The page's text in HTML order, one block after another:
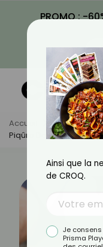
PROMO : -
Accueil Actus
Piqûre De Puce :
Ainsi que la
de CROQ.
Je
Prisma